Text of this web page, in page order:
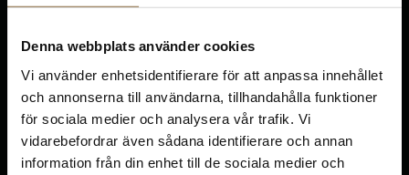
Denna webbplats använder cookies
Vi använder enhetsidentifierare för att anpassa innehållet
och annonserna till användarna, tillhandahålla funktioner
för sociala medier och analysera vår trafik. Vi
vidarebefordrar även sådana identifierare och annan
information från din enhet till de sociala medier och
010-5851411 info@kryddhyllan
Kundservice
Vanliga frågor
Returer